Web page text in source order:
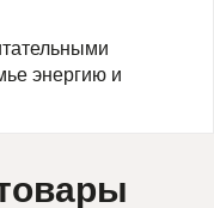
энергию и